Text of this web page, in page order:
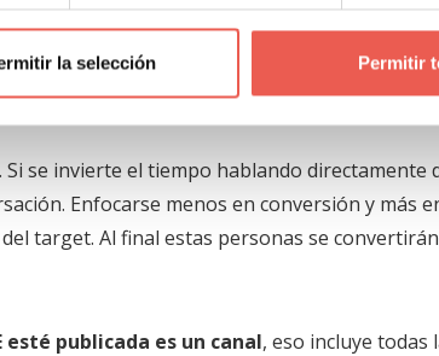
la selección Permitir
. Tomarse el tiempo para conocer a los
es indispensable. Tratar de establecer
. Si se invierte el tiempo hablando directamente
Enfocarse menos en conversión y más
target. Al final estas personas se
publicada es un canal, eso incluye todas